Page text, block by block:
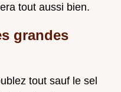
tout aussi bien.
grandes
tout sauf le sel